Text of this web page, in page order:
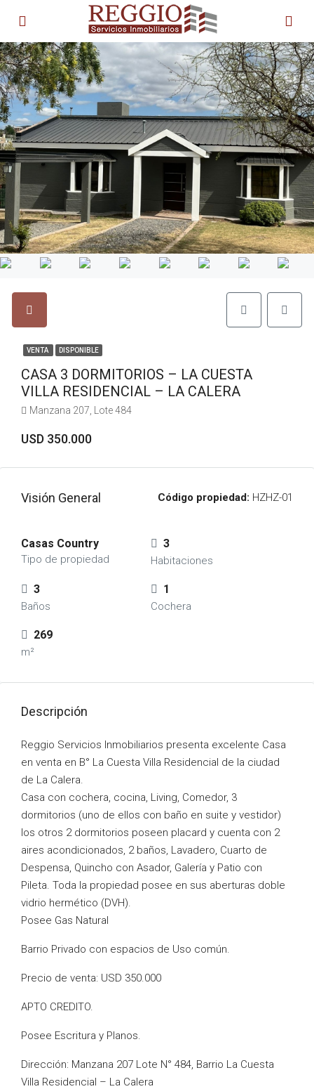
VENTA DISPONIBLE
CASA 3 DORMITORIOS – LA CUESTA
VILLA RESIDENCIAL – LA CALERA
Manzana 207, Lote 484
USD 350.000
Visión General Código propiedad: HZHZ-01
Casas Country
Tipo de propiedad
3
Habitaciones
3
Baños
1
Cochera
269
m²
Descripción
Reggio Servicios Inmobiliarios presenta excelente Casa
en venta en B° La Cuesta Villa Residencial de la ciudad
de La Calera.
Casa con cochera, cocina, Living, Comedor, 3
dormitorios (uno de ellos con baño en suite y vestidor)
los otros 2 dormitorios poseen placard y cuenta con 2
aires acondicionados, 2 baños, Lavadero, Cuarto de
Despensa, Quincho con Asador, Galería y Patio con
Pileta. Toda la propiedad posee en sus aberturas doble
vidrio hermético (DVH).
Posee Gas Natural
Barrio Privado con espacios de Uso común.
Precio de venta: USD 350.000
APTO CREDITO.
Posee Escritura y Planos.
Dirección: Manzana 207 Lote N° 484, Barrio La Cuesta
Villa Residencial – La Calera